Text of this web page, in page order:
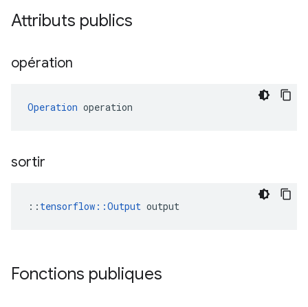
Attributs publics
opération
Operation operation
sortir
:: tensorflow::Output output
Fonctions publiques